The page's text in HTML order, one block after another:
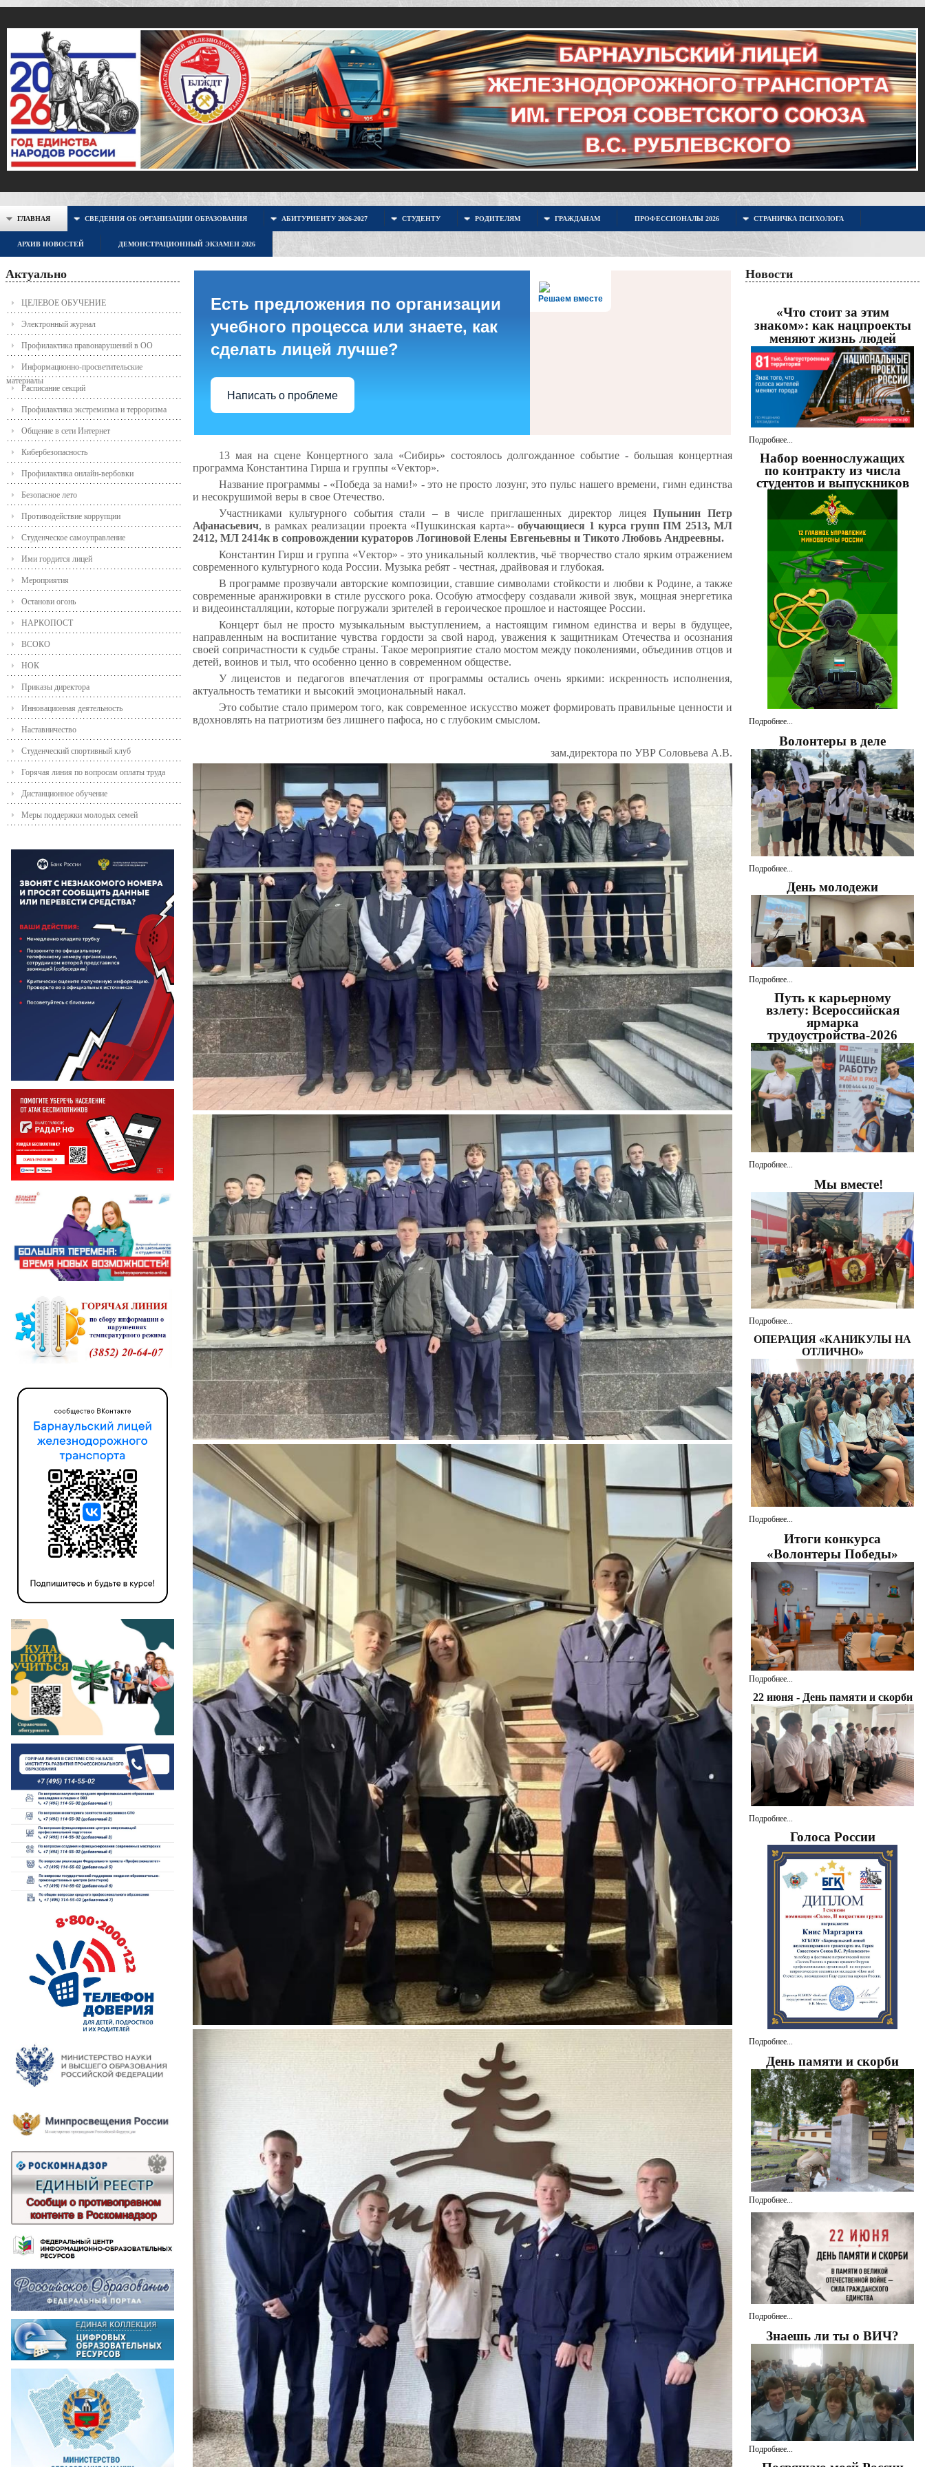
ГЛАВНАЯ СВЕДЕНИЯ ОБ ОРГАНИЗАЦИИ ОБРАЗОВАНИЯ АБИТУРИЕНТУ 2026-2027 СТУДЕНТУ РОДИТЕЛЯМ ГРАЖДАНАМ ПРОФЕССИОНАЛЫ 2026 СТРАНИЧКА ПСИХОЛОГА
АРХИВ НОВОСТЕЙ ДЕМОНСТРАЦИОННЫЙ ЭКЗАМЕН 2026
Актуально
ЦЕЛЕВОЕ ОБУЧЕНИЕ
Электронный журнал
Профилактика правонарушений в ОО
Информационно-просветительские
материалы
Расписание секций
Профилактика экстремизма и терроризма
Общение в сети Интернет
Кибербезопасность
Профилактика онлайн-вербовки
Безопасное лето
Противодействие коррупции
Студенческое самоуправление
Ими гордится лицей
Мероприятия
Останови огонь
НАРКОПОСТ
ВСОКО
НОК
Приказы директора
Инновационная деятельность
Наставничество
Студенческий спортивный клуб
Горячая линия по вопросам оплаты труда
Дистанционное обучение
Меры поддержки молодых семей
Решаем вместе
Есть предложения по организации
учебного процесса или знаете, как
сделать лицей лучше?
Написать о проблеме
13 мая на сцене Концертного зала «Сибирь» состоялось долгожданное событие - большая концертная
программа Константина Гирша и группы «Vектор».
Название программы - «Победа за нами!» - это не просто лозунг, это пульс нашего времени, гимн единства
и несокрушимой веры в свое Отечество.
Участниками культурного события стали – в числе приглашенных директор лицеяПупынин Петр
Афанасьевич, в рамках реализации проекта «Пушкинская карта»-обучающиеся 1 курса группПМ 2513, МЛ
2412, МЛ 2414к в сопровождении кураторов Логиновой Елены Евгеньевны и Тикото Любовь Андреевны.
Константин Гирш и группа «Vектор» - это уникальный коллектив, чьё творчество стало ярким отражением
современного культурного кода России. Музыка ребят - честная, драйвовая и глубокая.
В программе прозвучали авторские композиции, ставшие символами стойкости и любви к Родине, а также
современные аранжировки в стиле русского рока. Особую атмосферу создавали живой звук, мощная энергетика
и видеоинсталляции, которые погружали зрителей в героическое прошлое и настоящее России.
Концерт был не просто музыкальным выступлением, а настоящим гимном единства и веры в будущее,
направленным на воспитание чувства гордости за свой народ, уважения к защитникам Отечества и осознания
своей сопричастности к судьбе страны. Такое мероприятие стало мостом между поколениями, объединив отцов и
детей, воинов и тыл, что особенно ценно в современном обществе.
У лицеистов и педагогов впечатления от программы остались очень яркими: искренность исполнения,
актуальность тематики и высокий эмоциональный накал.
Это событие стало примером того, как современное искусство может формировать правильные ценности и
вдохновлять на патриотизм без лишнего пафоса, но с глубоким смыслом.
зам.директора по УВР Соловьева А.В.
Новости
«Что стоит за этим
знаком»: как нацпроекты
меняют жизнь людей
Подробнее...
Набор военнослужащих
по контракту из числа
студентов и выпускников
Подробнее...
Волонтеры в деле
Подробнее...
День молодежи
Подробнее...
Путь к карьерному
взлету: Всероссийская
ярмарка
трудоустройства-2026
Подробнее...
Мы вместе!
Подробнее...
ОПЕРАЦИЯ «КАНИКУЛЫ НА
ОТЛИЧНО»
Подробнее...
Итоги конкурса
«Волонтеры Победы»
Подробнее...
22 июня - День памяти и скорби
Подробнее...
Голоса России
Подробнее...
День памяти и скорби
Подробнее...
Подробнее...
Знаешь ли ты о ВИЧ?
Подробнее...